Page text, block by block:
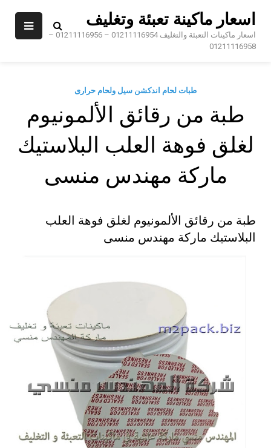
اسعار ماكينة تعبئة وتغليف
اسعار ماكينات التعبئة والتغليف 01211116954 – 01211116956 –
01211116958
طبات لحام اندكشن سيل ولحام حرارى
طبة من رقائق الألمونيوم
لغلق فوهة العلب البلاستيك
ماركة مهندس منسى
طبة من رقائق الألمونيوم لغلق فوهة العلب
البلاستيك ماركة مهندس منسى